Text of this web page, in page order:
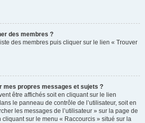
des membres ?
des membres puis cliquer sur le lien « Trouver
mes propres messages et sujets ?
être affichés soit en cliquant sur le lien
le panneau de contrôle de l’utilisateur, soit en
les messages de l’utilisateur » sur la page de
sur le menu « Raccourcis » situé sur la